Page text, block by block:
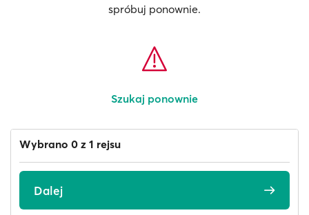
spróbuj ponownie.
Szukaj ponownie
Wybrano 0 z 1 rejsu
Dalej